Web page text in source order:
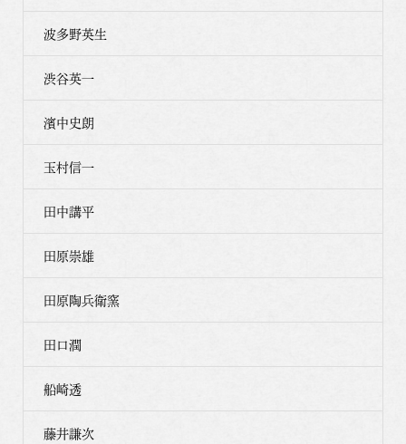
波多野英生
渋谷英一
濱中史朗
玉村信一
田中講平
田原崇雄
田原陶兵衛窯
田口潤
船崎透
藤井謙次